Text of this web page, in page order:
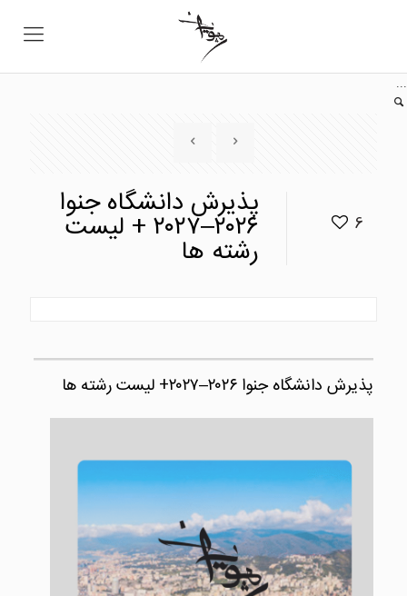
...
6
پذیرش دانشگاه جنوا
۲۰۲۶–۲۰۲۷ + لیست
رشته ها
پذیرش دانشگاه جنوا ۲۰۲۶–۲۰۲۷+ لیست رشته ها